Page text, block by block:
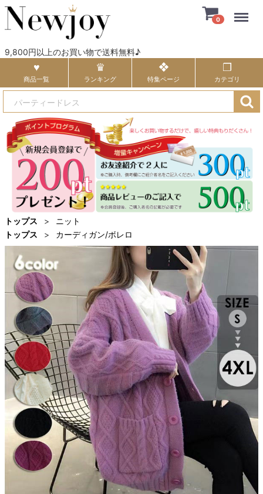
9,800円以上のお買い物で送料無料♪
0
商品一覧 ランキング 特集ページ カテゴリ
トップス
ニット
トップス
カーディガン/ボレロ